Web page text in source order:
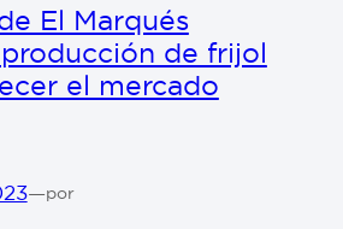
El Marqués
de frijol
el mercado
—por